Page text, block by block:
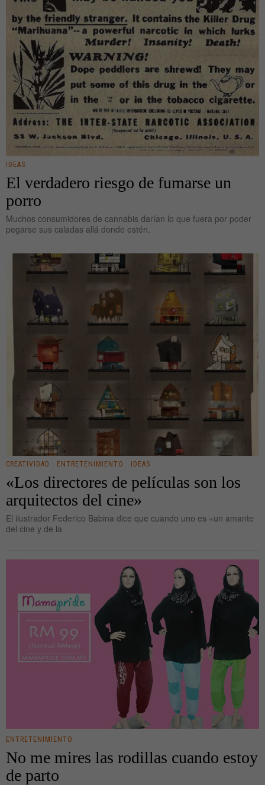
IDEAS
El verdadero riesgo de fumarse un
porro
Muchos consumidores de cannabis darían lo que fuera por poder
pegarse sus caladas allá donde estén.
CREATIVIDAD · ENTRETENIMIENTO · IDEAS
«Los directores de películas son los
arquitectos del cine»
El ilustrador Federico Babina dice que cuando uno es «un amante
del cine y de la
ENTRETENIMIENTO
No me mires las rodillas cuando estoy
de parto